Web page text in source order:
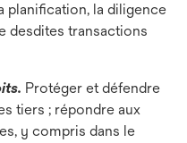
planification, la diligence
desdites transactions
Protéger et défendre
tiers ; répondre aux
y compris dans le